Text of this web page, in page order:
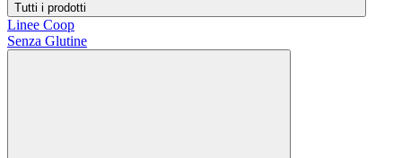
Tutti i prodotti
Linee Coop
Senza Glutine